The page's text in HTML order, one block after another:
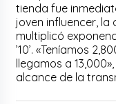
tienda fue
joven influencer,
multiplicó
’10’. «Teníamos
llegamos a
alcance de la